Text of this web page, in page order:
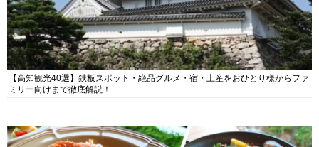
【高知観光40選】鉄板スポット・絶品グルメ・宿・土産をおひとり様からファ
ミリー向けまで徹底解説！